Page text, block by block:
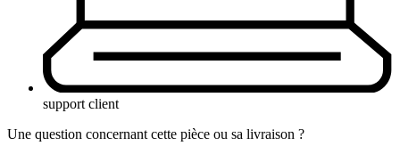
support client
Une question concernant cette pièce ou sa livraison ?